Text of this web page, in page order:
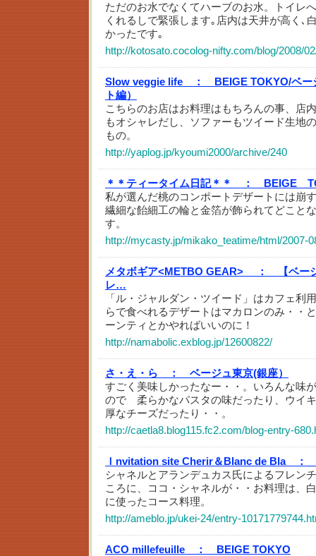
ただのお水でなくてハーブのお水。トイレ
くれるしで緊張します｡店内は天井が高く､
かったです｡
http://kotosato.cocolog-nifty.com/blog/2008/
Slow veggie life ：
BEIGE TOKYO/ベ
ト編）
こちらのお店はお料理はもちろんの事、
もオシャレだし、ソファーもツイード生地
もの。
http://yaplog.jp/kyoumi2000/archive/240
＊＊ティータイム日記＊＊ ：
BEIGE
私が選んだ桃のコンポートデザートには崩
繊細な飴細工の輪と金箔が飾られてどこと
す。
http://mycasty.jp/mikako_teatime/html/2007-
メタボギア<METBO GEAR> ：
【ベ
レ…
「ル・ジャルダン・ツイード」はカフェ利
らで食べれるデザートはマカロンのみ・・
ーンティとかやればいいのに！
http://namabolic.exblog.jp/12600822/
さ・え・ら ：
ベージュ東京(銀座）
すごく美味しかったなー・・。いろんな味
ので 柔らかなパスタの味だったり、ウイ
厚なチーズだったり・・。
http://caetla8.blog115.fc2.com/blog-entry-
Ｉnvitation site Cherir＆Blanc de Bla ：
シャネルとアランデュカス氏によるフレン
ころに、ココ・シャネルが・・お料理は、
に使ったコース料理。
http://ameblo.jp/ukei-24/entry-
ACO millefeuille ：
BEIGE TOKYO